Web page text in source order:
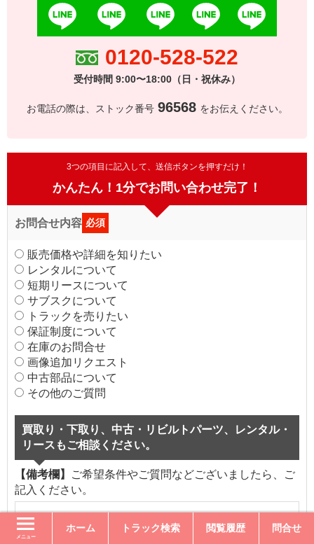
メニュー
ホーム トラック検索 閲覧履歴 問合せ
0120-528-522
受付時間 9:00〜18:00（日・祝休み）
お電話の際は、ストック番号 96568 をお伝えください。
3つの項目に記入して、送信ボタンを押すだけ！
かんたん！1分でお問い合わせ完了！
お問合せ内容 必須
販売価格や詳細を知りたい
レンタルについて
短期リースについて
サブスクについて
トラックを売りたい
保証制度について
在庫のお問合せ
画像追加リクエスト
中古部品について
その他のご質問
買取り・下取り、中古・リビルトパーツ、レンタル・
リースもご相談ください。
【備考欄】
ご希望条件やご質問などございましたら、ご
記入ください。